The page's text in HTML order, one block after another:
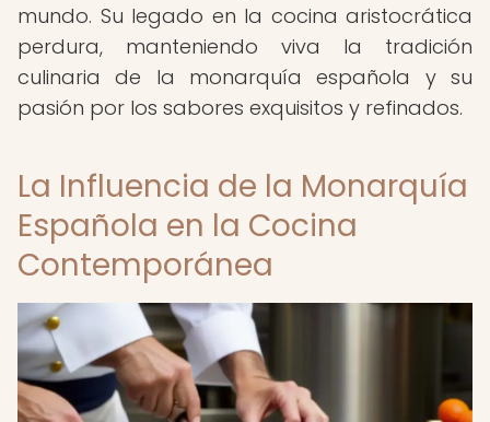
mundo. Su legado en la cocina aristocrática
perdura, manteniendo viva la tradición
culinaria de la monarquía española y su
pasión por los sabores exquisitos y refinados.
La Influencia de la Monarquía
Española en la Cocina
Contemporánea